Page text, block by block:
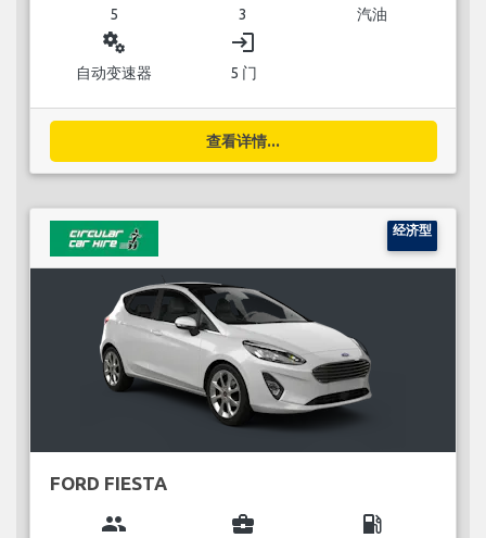
5 3 汽油
miscellaneous_services
自动变速器
login
5 门
查看详情...
经济型
FORD FIESTA
group business_center local_gas_station